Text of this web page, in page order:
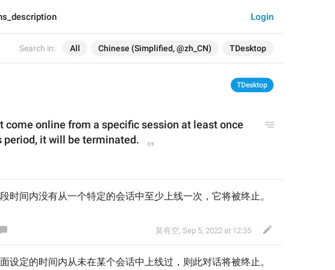
Search in: All Chinese (Simplified, @zh_CN) TDesktop
Login
TDesktop
come online from a specific session at least once
period, it will be terminated.
时间内没有从一个特定的会话中至少上线一次，它将被终止。
莫有空, Sep 5, 2022 at 12:35
设定的时间内从未在某个会话中上线过，则此对话将被终止。